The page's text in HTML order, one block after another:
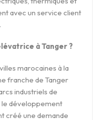
avec un service client
à Tanger ?
marocaines à la
franche de Tanger
industriels de
le développement
créé une demande